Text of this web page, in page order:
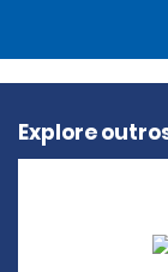
Explore